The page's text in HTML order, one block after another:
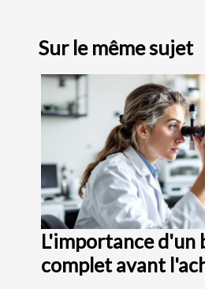
Sur le même sujet
L'importance d'un
complet avant